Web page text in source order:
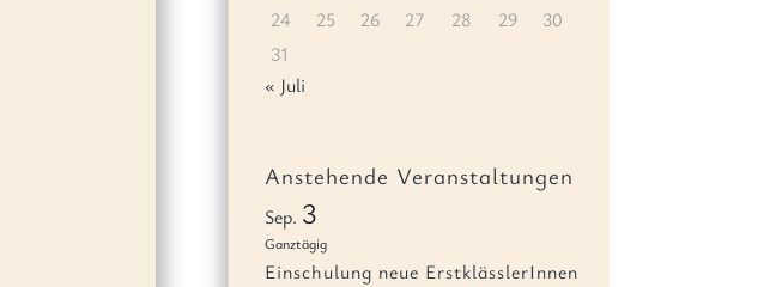
24
25 26 27 28 29
30
31
« Juli
Anstehende Veranstaltungen
Sep. 3
Ganztägig
Einschulung neue ErstklässlerInnen